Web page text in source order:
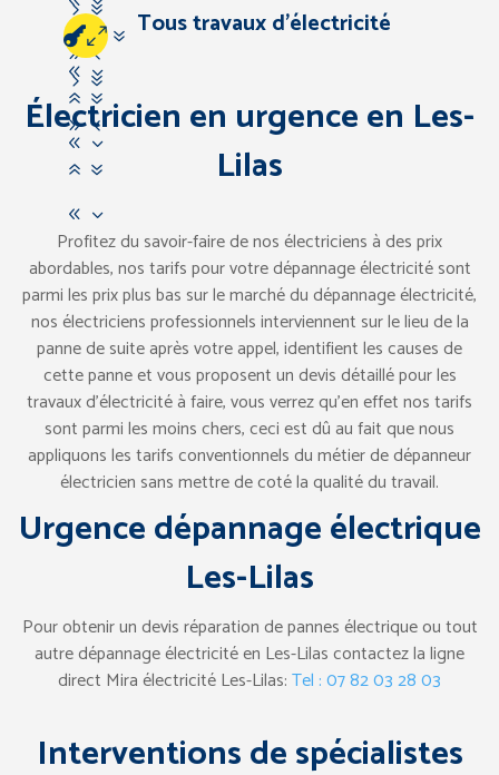
67
83
57
94
67
83
07
57
94
67
83
Tous travaux d’électricité
Électricien en urgence en Les-
Lilas
Profitez du savoir-faire de nos électriciens à des prix
abordables, nos tarifs pour votre dépannage électricité sont
parmi les prix plus bas sur le marché du dépannage électricité,
nos électriciens professionnels interviennent sur le lieu de la
panne de suite après votre appel, identifient les causes de
cette panne et vous proposent un devis détaillé pour les
travaux d’électricité à faire, vous verrez qu’en effet nos tarifs
sont parmi les moins chers, ceci est dû au fait que nous
appliquons les tarifs conventionnels du métier de dépanneur
électricien sans mettre de coté la qualité du travail.
Urgence dépannage électrique
Les-Lilas
Pour obtenir un devis réparation de pannes électrique ou tout
autre dépannage électricité en Les-Lilas contactez la ligne
direct Mira électricité Les-Lilas:Tel : 07 82 03 28 03
Interventions de spécialistes